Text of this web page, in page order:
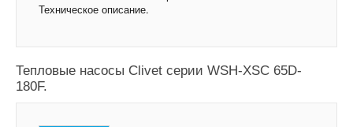
Техническое описание.
Тепловые насосы Clivet серии WSH-XSC 65D-
180F.